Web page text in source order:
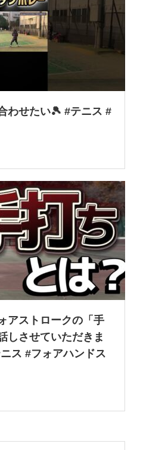
わせたい🎾 #テニス #
アストロークの「手
しさせていただきま
ス #フォアハンドス